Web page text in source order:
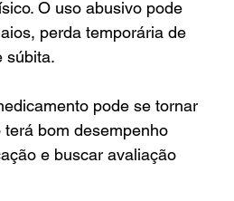
O uso abusivo pode
perda temporária de
súbita.
pode se tornar
terá bom desempenho
e buscar avaliação